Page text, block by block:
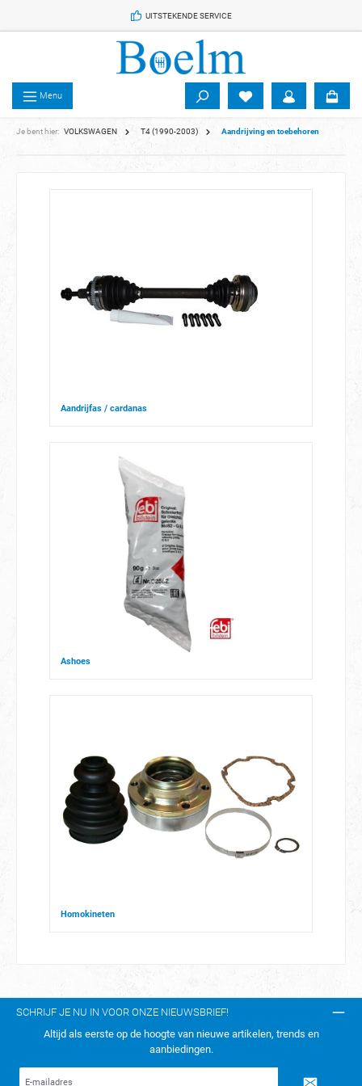
UITSTEKENDE SERVICE
Menu
Je bent hier: VOLKSWAGEN T4 (1990-2003) Aandrijving en toebehoren
Aandrijfas / cardanas
Ashoes
Homokineten
SCHRIJF JE NU IN VOOR ONZE NIEUWSBRIEF!
Altijd als eerste op de hoogte van nieuwe artikelen, trends en
aanbiedingen.